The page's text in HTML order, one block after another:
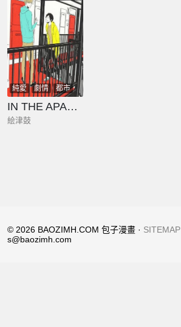
純愛 劇情
都市
總裁
IN THE APARTMENT
絵津鼓
© 2026 BAOZIMH.COM 包子漫畫 · SITEMAP
s@baozimh.com